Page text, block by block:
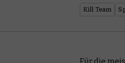
Kill Team